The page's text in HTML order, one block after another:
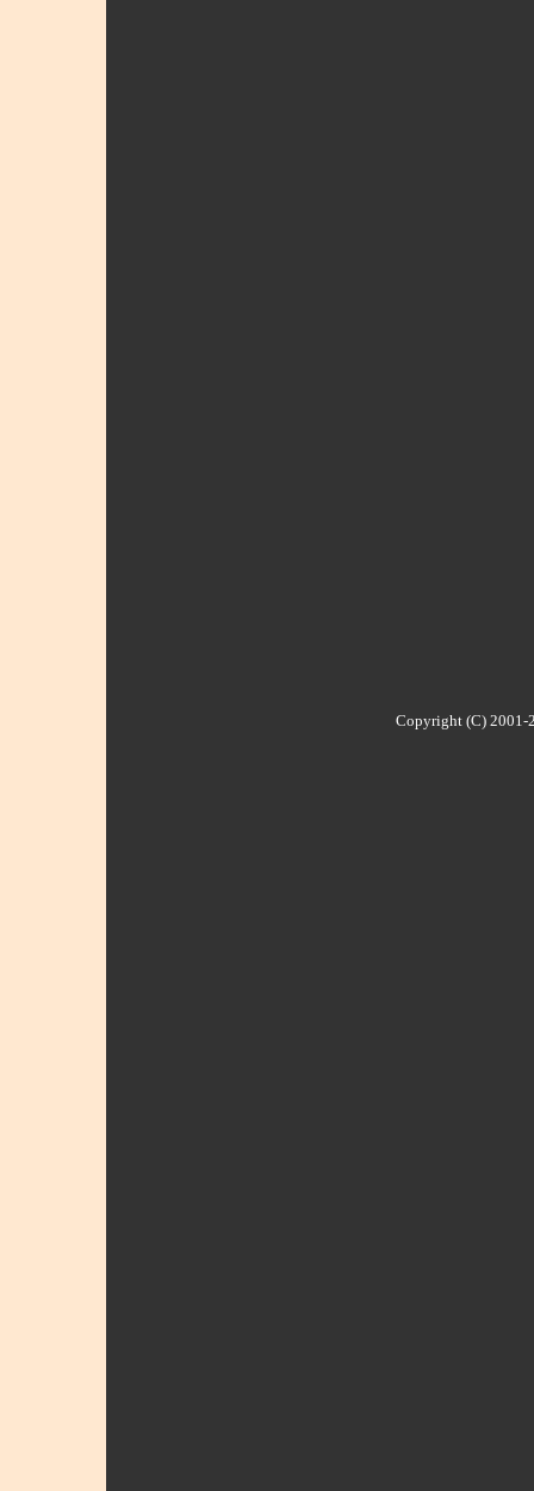
Copyright (C) 2001-